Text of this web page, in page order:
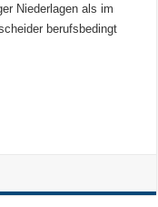
Niederlagen als im
berufsbedingt